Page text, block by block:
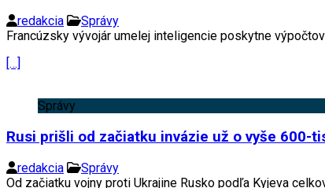
redakcia
Správy
Francúzsky vývojár umelej inteligencie poskytne
[…]
Správy
Rusi prišli od začiatku invázie už o vyše 600-
redakcia
Správy
Od začiatku vojny proti Ukrajine Rusko podľa Kyjeva